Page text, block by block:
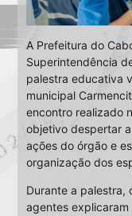
A Prefeitura do
Superintendência
palestra educativa
municipal
encontro realizado
objetivo despertar
ações do órgão e
organização dos
Durante a palestra,
agentes